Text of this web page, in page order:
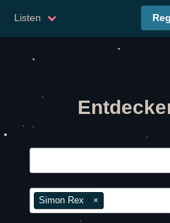
Listen
Simon Rex ×